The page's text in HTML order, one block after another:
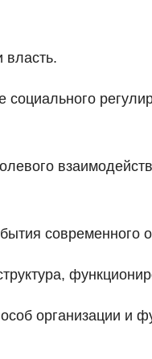
власть.
социального
современного
организации и